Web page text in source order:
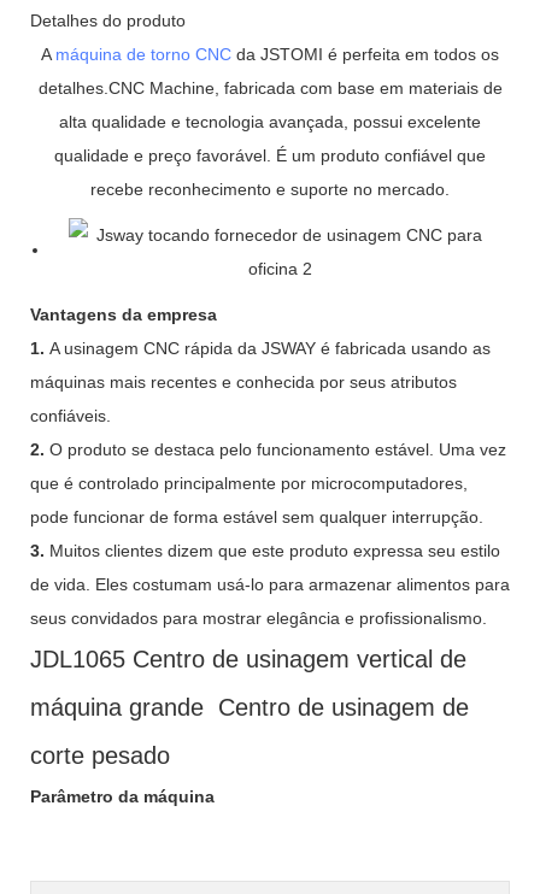
Detalhes do produto
A máquina de torno CNC da JSTOMI é perfeita em todos os
detalhes.CNC Machine, fabricada com base em materiais de
alta qualidade e tecnologia avançada, possui excelente
qualidade e preço favorável. É um produto confiável que
recebe reconhecimento e suporte no mercado.
Vantagens da empresa
1. A usinagem CNC rápida da JSWAY é fabricada usando as
máquinas mais recentes e conhecida por seus atributos
confiáveis.
2. O produto se destaca pelo funcionamento estável. Uma vez
que é controlado principalmente por microcomputadores,
pode funcionar de forma estável sem qualquer interrupção.
3. Muitos clientes dizem que este produto expressa seu estilo
de vida. Eles costumam usá-lo para armazenar alimentos para
seus convidados para mostrar elegância e profissionalismo.
JDL1065 Centro de usinagem vertical de
máquina grande Centro de usinagem de
corte pesado
Parâmetro da máquina